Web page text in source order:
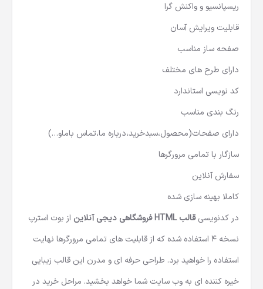
ریسپانسیو و واکنش گرا
قابلیت ویرایش آسان
صفحه ساز مناسب
دارای طرح های مختلف
کد نویسی استاندارد
رنگ بندی مناسب
دارای صفحات(محصول،سبدخرید،درباره ما،تماس باماو…)
سازگار با تمامی مرورگرها
سفارش آنلاین
کاملا بهینه سازی شده
در کدنویسیقالب HTML فروشگاهی دیجی آنلاین
از بوت استرپ
نسخه 4 استفاده شده که از قابلیت های تمامی مرورگرها نهایت
استفاده را خواهید برد. طراحی حرفه ای و مدرن این قالب زیبایی
خیره کننده ای به وب سایت شما خواهد بخشید. مراحل خرید در